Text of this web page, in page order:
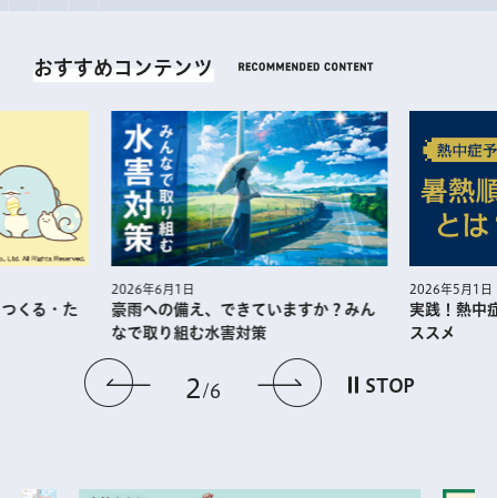
おすすめコンテンツ
前のスライドを表示
2 6 次のスライドを
STOP
くる・た
2026年6月1日
豪雨への備え、できていますか？みん
なで取り組む水害対策
2026年5月1日
実践！熱中
ススメ